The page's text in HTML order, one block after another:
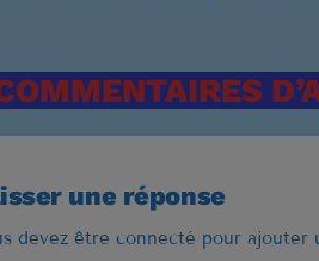
une réponse
devez être connecté pour ajouter